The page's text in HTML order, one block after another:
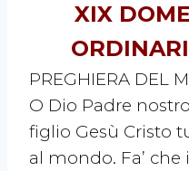
XIX
PREGHIERA DEL
O Dio Padre
figlio Gesù Cristo
al mondo. Fa’